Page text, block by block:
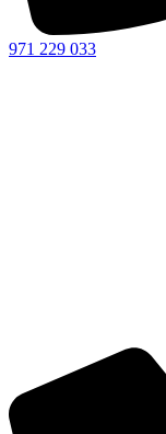
971 229 033